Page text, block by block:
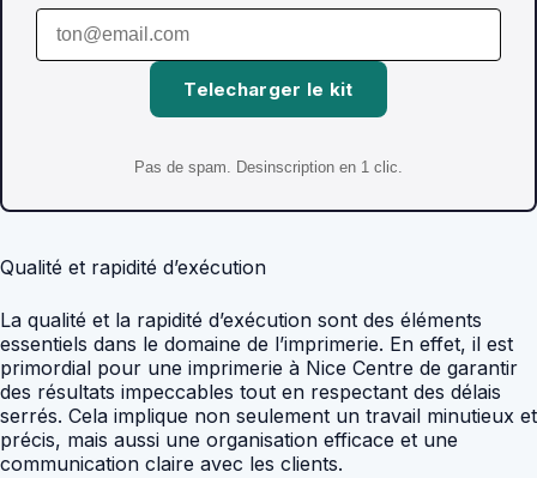
Telecharger le kit
Pas de spam. Desinscription en 1 clic.
Qualité et rapidité d’exécution
La qualité et la rapidité d’exécution sont des éléments
essentiels dans le domaine de l’imprimerie. En effet, il est
primordial pour une imprimerie à Nice Centre de garantir
des résultats impeccables tout en respectant des délais
serrés. Cela implique non seulement un travail minutieux et
précis, mais aussi une organisation efficace et une
communication claire avec les clients.